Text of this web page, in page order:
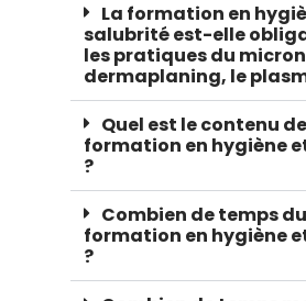
La formation en
salubrité est-elle
les pratiques du
dermaplaning, le
Quel est le contenu
formation en hygiène
?
Combien de temps
formation en hygiène
?